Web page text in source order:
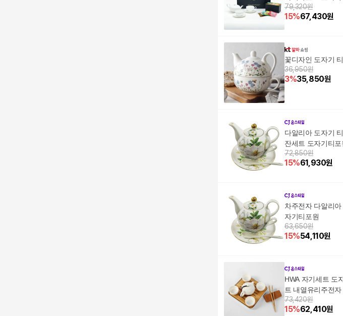
79,320원
15%67,430원
꽃디자인 도자기
36,950원
3%35,850원
다알리아 도자기
잔세트 도자기티포
72,850원
15%61,930원
차주전자 다알리
자기티포원
63,650원
15%54,110원
HWA 자기세트 도
트 내열유리주전
73,420원
15%62,410원